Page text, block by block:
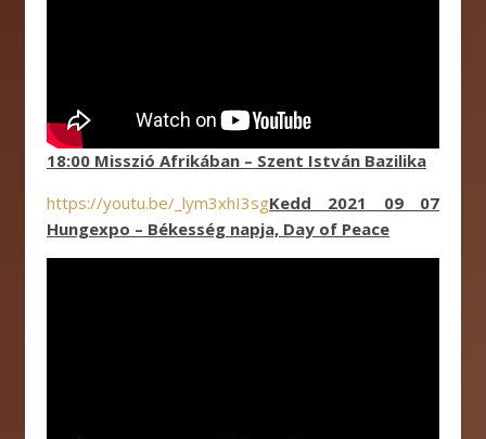
18:00 Misszió Afrikában – Szent István Bazilika
https://youtu.be/_lym3xhI3sgKedd 2021 09 07
Hungexpo – Békesség napja, Day of Peace